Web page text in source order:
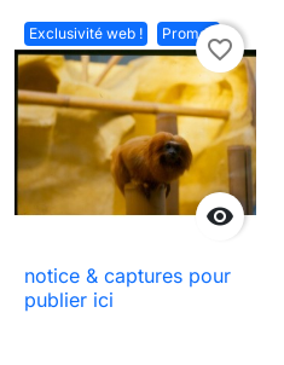
Exclusivité web ! Promo !

favorite_border
notice & captures pour
publier ici